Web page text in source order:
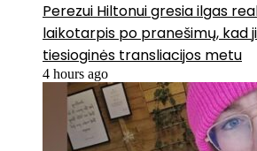
Perezui Hiltonui gresia ilgas
laikotarpis po pranešimų, kad
tiesioginės transliacijos metu
4 hours ago